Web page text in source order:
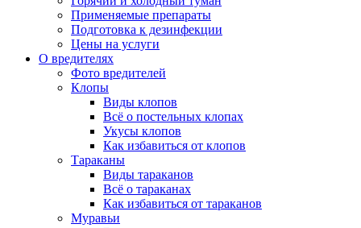
Применяемые препараты
Подготовка к дезинфекции
Цены на услуги
О вредителях
Фото вредителей
Клопы
Виды клопов
Всё о постельных клопах
Укусы клопов
Как избавиться от клопов
Тараканы
Виды тараканов
Всё о тараканах
Как избавиться от тараканов
Муравьи